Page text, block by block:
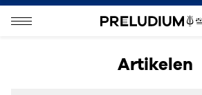
Artikelen